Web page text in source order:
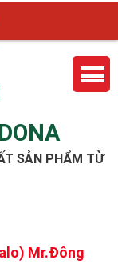
DONA
SẢN PHẨM TỪ
Mr.Đông